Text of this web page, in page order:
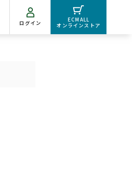
ログイン
ECMALL
オンラインストア